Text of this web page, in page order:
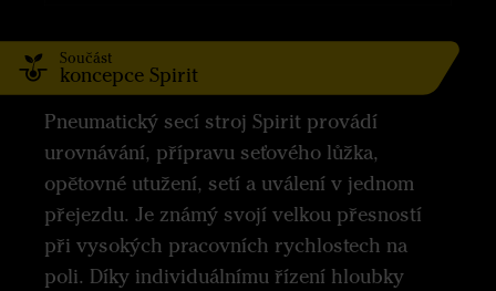
Součást
koncepce Spirit
Pneumatický secí stroj Spirit provádí
urovnávání, přípravu seťového lůžka,
opětovné utužení, setí a uválení v jednom
přejezdu. Je známý svojí velkou přesností
při vysokých pracovních rychlostech na
poli. Díky individuálnímu řízení hloubky